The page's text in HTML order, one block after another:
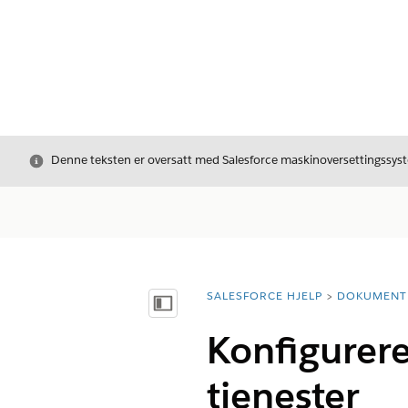
Avslutt
Denne teksten er oversatt med Salesforce
Vis innholdsfortegnelse
Du er her:
SALESFORCE HJELP
tjenester